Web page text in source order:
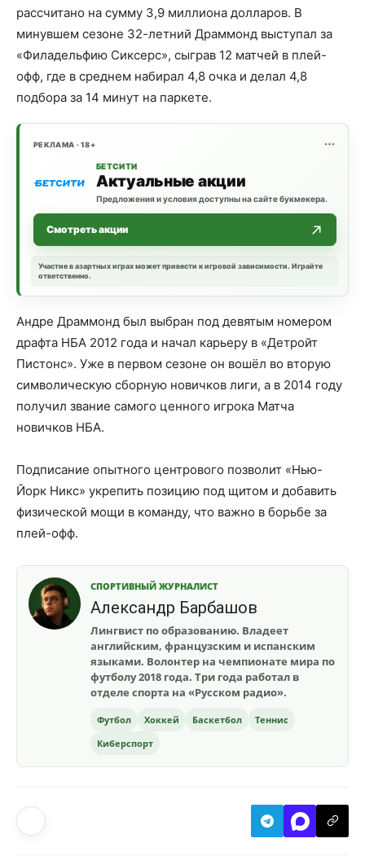
рассчитано на сумму 3,9 миллиона долларов. В
минувшем сезоне 32-летний Драммонд выступал за
«Филадельфию Сиксерс», сыграв 12 матчей в плей-
офф, где в среднем набирал 4,8 очка и делал 4,8
подбора за 14 минут на паркете.
РЕКЛАМА · 18+
БЕТСИТИ
Актуальные акции
Предложения и условия доступны на сайте букмекера.
Смотреть акции
Участие в азартных играх может привести к игровой зависимости. Играйте
ответственно.
Андре Драммонд был выбран под девятым номером
драфта НБА 2012 года и начал карьеру в «Детройт
Пистонс». Уже в первом сезоне он вошёл во вторую
символическую сборную новичков лиги, а в 2014 году
получил звание самого ценного игрока Матча
новичков НБА.
Подписание опытного центрового позволит «Нью-
Йорк Никс» укрепить позицию под щитом и добавить
физической мощи в команду, что важно в борьбе за
плей-офф.
СПОРТИВНЫЙ ЖУРНАЛИСТ
Александр Барбашов
Лингвист по образованию. Владеет
английским, французским и испанским
языками. Волонтер на чемпионате мира по
футболу 2018 года. Три года работал в
отделе спорта на «Русском радио».
Футбол Хоккей Баскетбол
Теннис
Киберспорт